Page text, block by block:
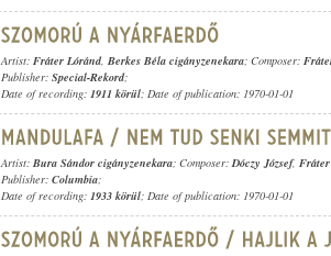
Artist: Fráter Lóránd, Berkes Béla cigányzenekara; Composer:
Publisher: Special-Rekord;
Date of recording: 1911 körül; Date of publication: 1970-01-01
Artist: Bura Sándor cigányzenekara; Composer:Dóczy József,
Publisher: Columbia;
Date of recording: 1933 körül; Date of publication: 1970-01-01